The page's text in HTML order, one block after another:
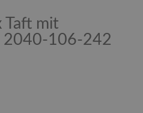
Taft mit
2040-106-242